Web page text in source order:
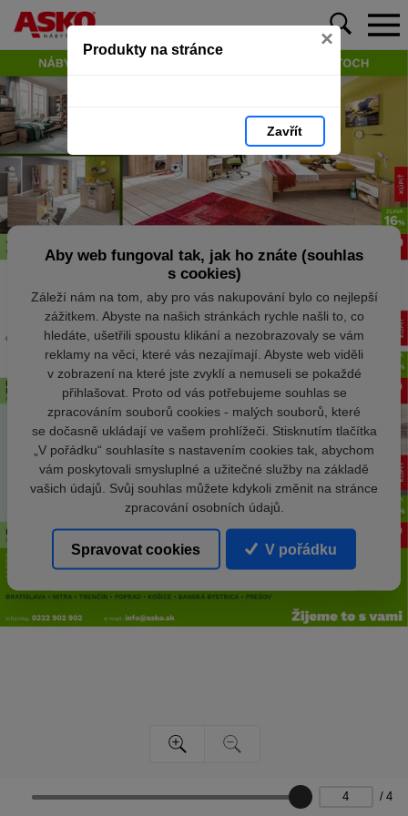
Produkty na stránce ×
Zavřít
/ 4
Aby web fungoval tak, jak ho znáte (souhlas
s cookies)
Záleží nám na tom, aby pro vás nakupování bylo co nejlepší
zážitkem. Abyste na našich stránkách rychle našli to, co
hledáte, ušetřili spoustu klikání a nezobrazovaly se vám
reklamy na věci, které vás nezajímají. Abyste web viděli
v zobrazení na které jste zvyklí a nemuseli se pokaždé
přihlašovat. Proto od vás potřebujeme souhlas se
zpracováním souborů cookies - malých souborů, které
se dočasně ukládají ve vašem prohlížeči. Stisknutím tlačítka
„V pořádku“ souhlasíte s nastavením cookies tak, abychom
vám poskytovali smysluplné a užitečné služby na základě
vašich údajů. Svůj souhlas můžete kdykoli změnit na stránce
zpracování osobních údajů.
Spravovat cookies V pořádku